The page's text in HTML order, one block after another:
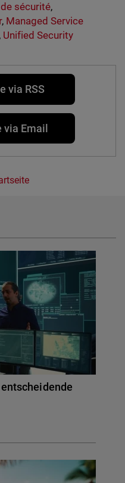
sécurité,
, Managed Service
, Unified Security
via RSS
Email